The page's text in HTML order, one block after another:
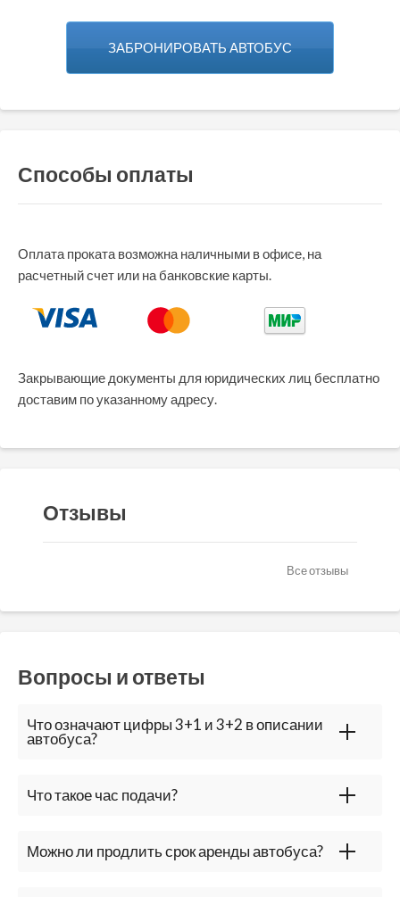
ЗАБРОНИРОВАТЬ АВТОБУС
Способы оплаты
Оплата проката возможна наличными в офисе, на
расчетный счет или на банковские карты.
Закрывающие документы для юридических лиц бесплатно
доставим по указанному адресу.
Отзывы
Все отзывы
Вопросы и ответы
Что означают цифры 3+1 и 3+2 в описании
автобуса?
Что такое час подачи?
Можно ли продлить срок аренды автобуса?